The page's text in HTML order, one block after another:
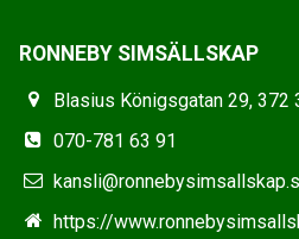
RONNEBY SIMSÄLLSKAP
Blasius Königsgatan 29, 372
070-781 63 91
https://